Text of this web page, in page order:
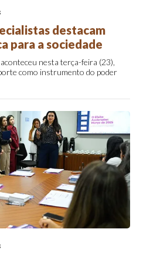
destacam
para a sociedade
nesta terça-feira (23),
como instrumento do poder